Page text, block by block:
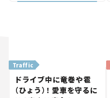
Traffic
ドライブ中に竜巻や雹
（ひょう）！ 愛車を守るに